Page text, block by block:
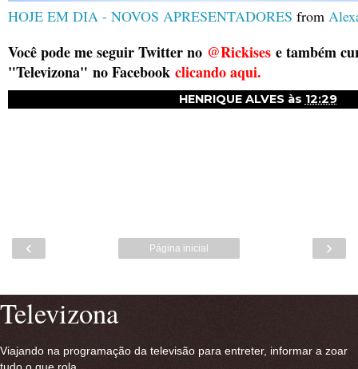
HOJE EM DIA - NOVOS APRESENTADORES from
Você pode me seguir Twitter no @Rickises e também
"Televizona" no Facebook clicando aqui.
HENRIQUE ALVES às 12:29
‹ ›
Página inicial
Televizona
Viajando na programação da televisão para entreter, informar a zoar